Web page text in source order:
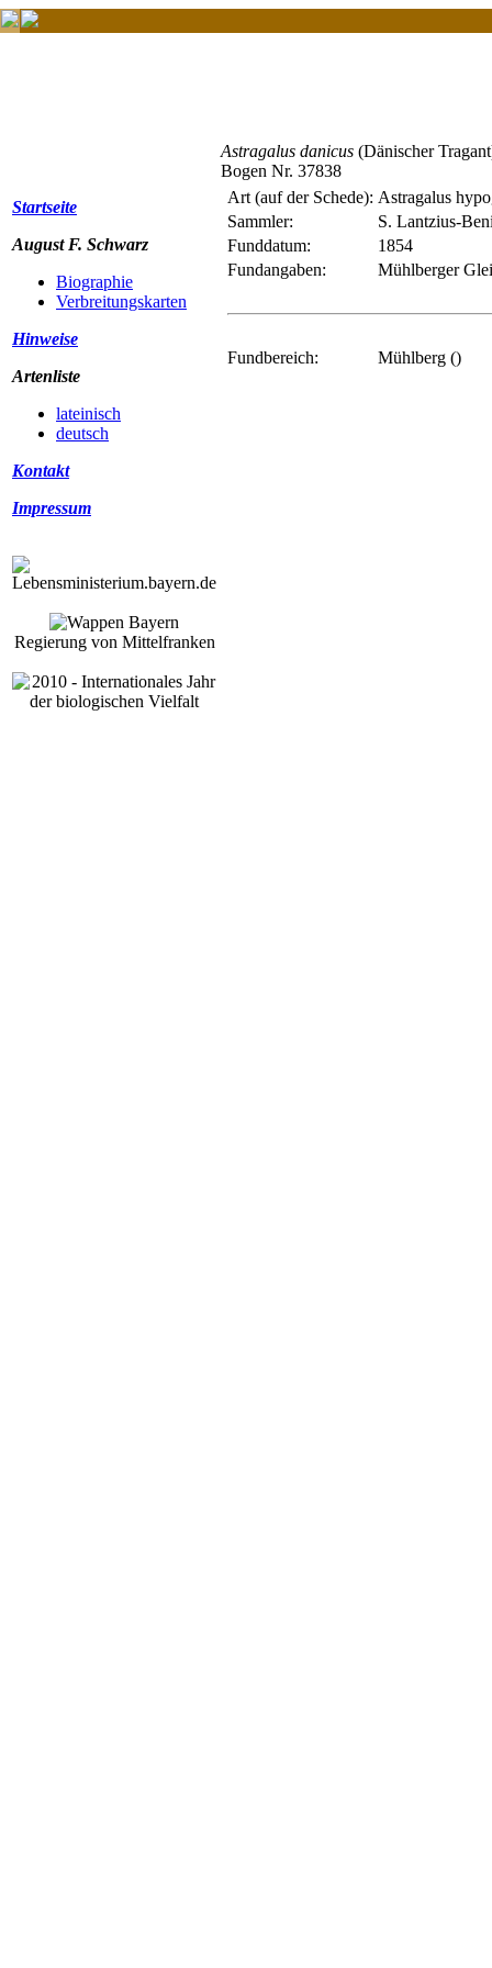
Startseite
August F. Schwarz
Biographie
Verbreitungskarten
Hinweise
Artenliste
lateinisch
deutsch
Kontakt
Impressum
Regierung von Mittelfranken
Astragalus danicus (Dänischer
Bogen Nr. 37838
Art (auf der Schede): Astragalus
Sammler:
S. Lantzius-
Funddatum:
1854
Fundangaben:
Mühlberger
Fundbereich: Mühlberg ()